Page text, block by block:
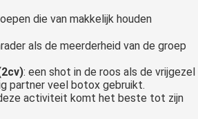
die van makkelijk houden
als de meerderheid van de groep
: een shot in de roos als de vrijgezel
partner veel botox gebruikt.
activiteit komt het beste tot zijn